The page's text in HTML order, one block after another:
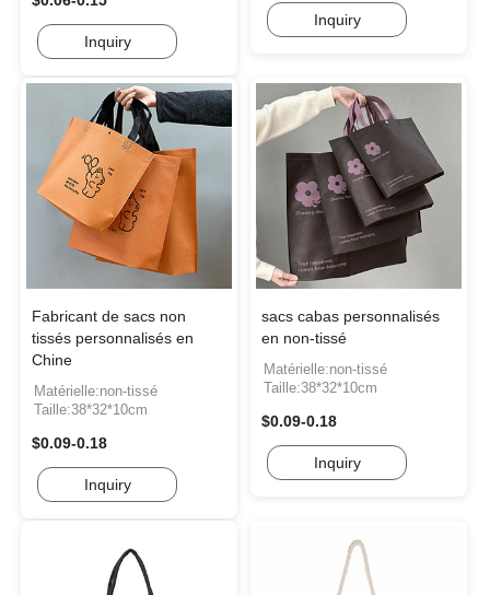
Inquiry
Inquiry
Fabricant de sacs non
tissés personnalisés en
Chine
Matérielle:non-tissé
Taille:38*32*10cm
$0.09-0.18
Inquiry
sacs cabas personnalisés
en non-tissé
Matérielle:non-tissé
Taille:38*32*10cm
$0.09-0.18
Inquiry